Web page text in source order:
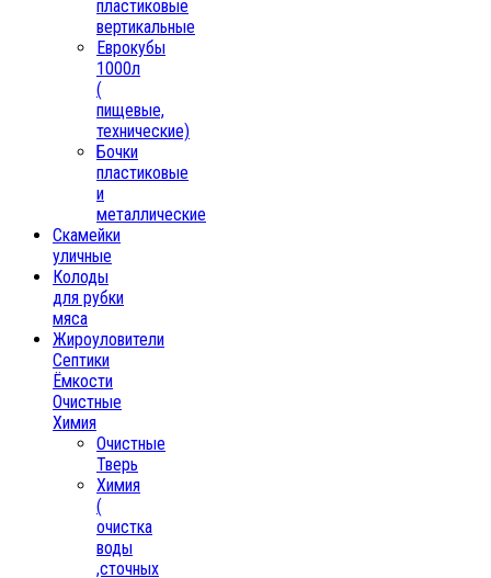
пластиковые
вертикальные
Еврокубы
1000л
(
пищевые,
технические)
Бочки
пластиковые
и
металлические
Скамейки
уличные
Колоды
для рубки
мяса
Жироуловители
Септики
Ёмкости
Очистные
Химия
Очистные
Тверь
Химия
(
очистка
воды
,сточных